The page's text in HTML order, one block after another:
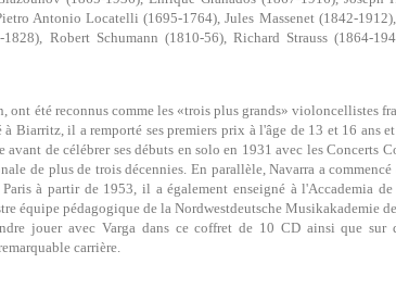
Antonio Locatelli (1695-1764), Jules Massenet (1842-
Robert Schumann (1810-56), Richard Strauss (1864-
ont été reconnus comme les «trois plus grands» violoncellistes
Biarritz, il a remporté ses premiers prix à l'âge de 13 et 16 ans
de célébrer ses débuts en solo en 1931 avec les Concerts
de plus de trois décennies. En parallèle, Navarra a commencé
à partir de 1953, il a également enseigné à l'Accademia de
équipe pédagogique de la Nordwestdeutsche Musikakademie
jouer avec Varga dans ce coffret de 10 CD ainsi que sur
carrière.